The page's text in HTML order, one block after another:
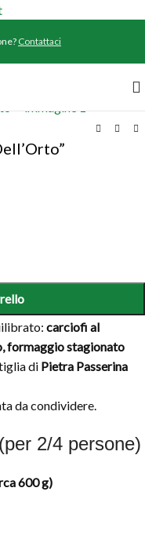
Contattaci
carciofi al
formaggio stagionato
di Pietra Passerina
da condividere.
2/4 persone)
600 g)